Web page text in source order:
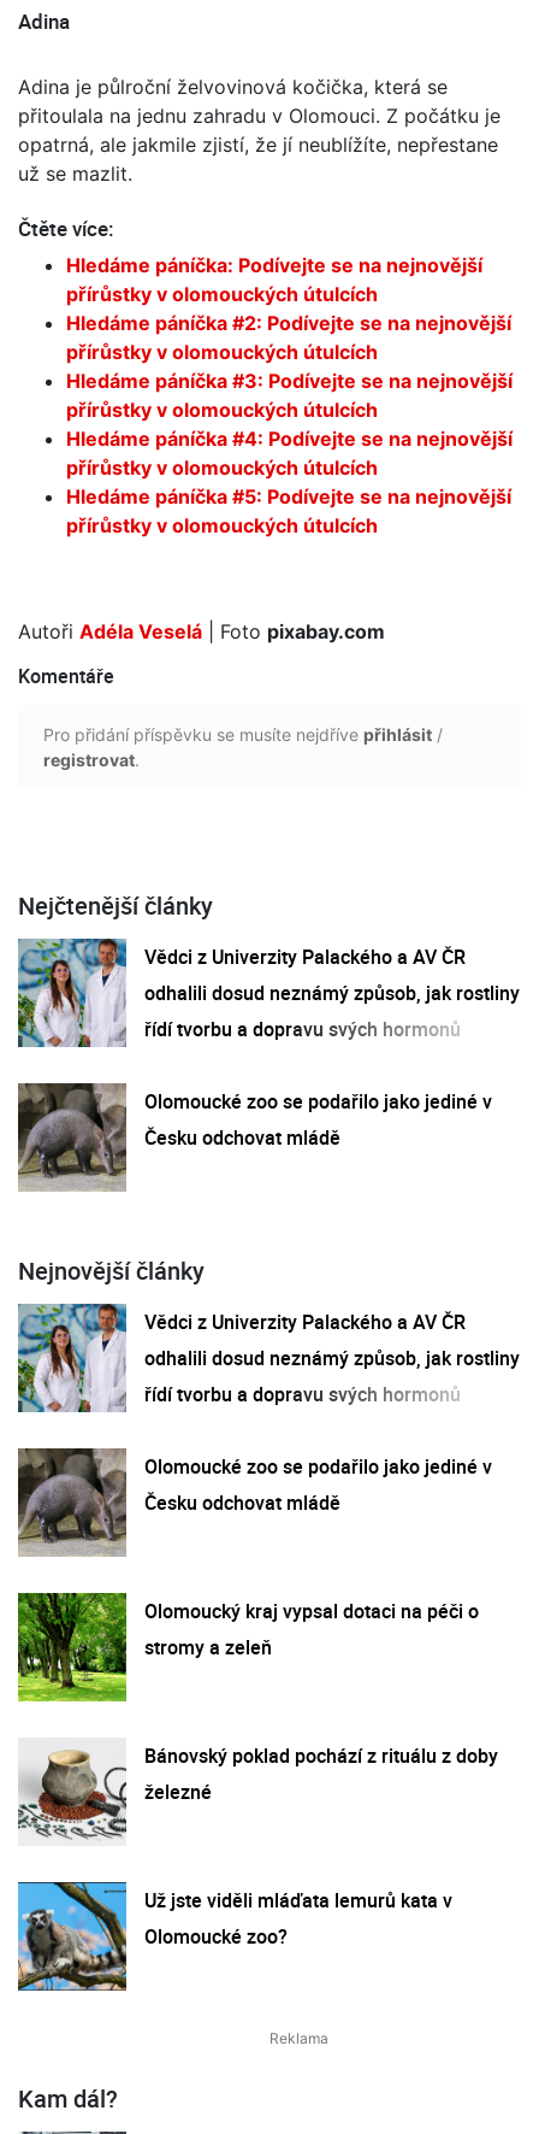
Adina
Adina je půlroční želvovinová kočička, která se
přitoulala na jednu zahradu v Olomouci. Z počátku je
opatrná, ale jakmile zjistí, že jí neublížíte, nepřestane
už se mazlit.
Čtěte více:
Hledáme páníčka: Podívejte se na nejnovější
přírůstky v olomouckých útulcích
Hledáme páníčka #2: Podívejte se na nejnovější
přírůstky v olomouckých útulcích
Hledáme páníčka #3: Podívejte se na nejnovější
přírůstky v olomouckých útulcích
Hledáme páníčka #4: Podívejte se na nejnovější
přírůstky v olomouckých útulcích
Hledáme páníčka #5: Podívejte se na nejnovější
přírůstky v olomouckých útulcích
Autoři Adéla Veselá | Foto pixabay.com
Komentáře
Pro přidání příspěvku se musíte nejdříve přihlásit /
registrovat.
Nejčtenější články
Vědci z Univerzity Palackého a AV ČR
odhalili dosud neznámý způsob, jak rostliny
řídí tvorbu a dopravu svých hormonů
Olomoucké zoo se podařilo jako jediné v
Česku odchovat mládě
Nejnovější články
Vědci z Univerzity Palackého a AV ČR
odhalili dosud neznámý způsob, jak rostliny
řídí tvorbu a dopravu svých hormonů
Olomoucké zoo se podařilo jako jediné v
Česku odchovat mládě
Olomoucký kraj vypsal dotaci na péči o
stromy a zeleň
Bánovský poklad pochází z rituálu z doby
železné
Už jste viděli mláďata lemurů kata v
Olomoucké zoo?
Kam dál?